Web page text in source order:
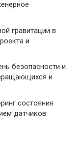
гравитации в
и
безопасности и
и
состояния
датчиков